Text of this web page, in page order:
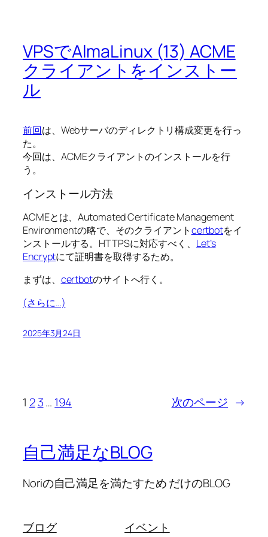
VPSでAlmaLinux (13) ACME
クライアントをインストー
ル
前回は、Webサーバのディレクトリ構成変更を行っ
た。
今回は、ACMEクライアントのインストールを行
う。
インストール方法
ACMEとは、Automated Certificate Management
Environmentの略で、そのクライアントcertbotをイ
ンストールする。HTTPSに対応すべく、 Let’s
Encryptにて証明書を取得するため。
まずは、 certbotのサイトへ行く。
(さらに…)
2025年3月24日
1 2 3… 194 次のページ →
自己満足なBLOG
Noriの自己満足を満たすため だけのBLOG
ブログ
イベント